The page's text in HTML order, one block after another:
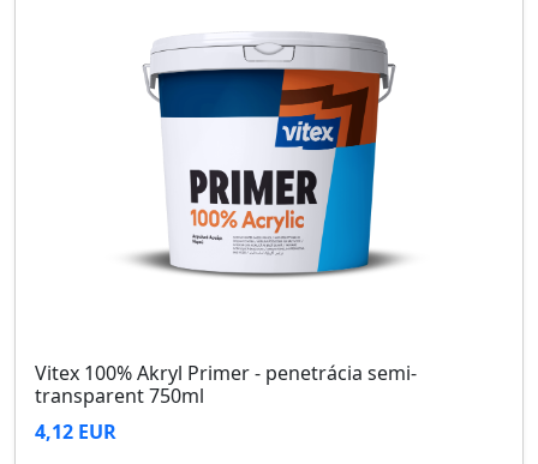
Vitex 100% Akryl Primer - penetrácia semi-
transparent 750ml
4,12 EUR